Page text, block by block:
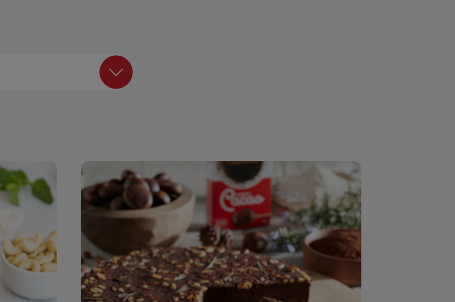
Perugina® per frutta e meringhe,